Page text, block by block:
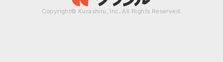
Copyright© Kurashiru, Inc. All Rights Reserved.